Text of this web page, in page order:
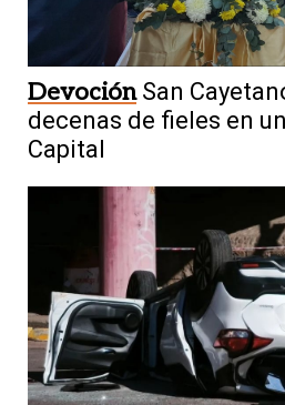
Devoción San
decenas de fieles en
Capital